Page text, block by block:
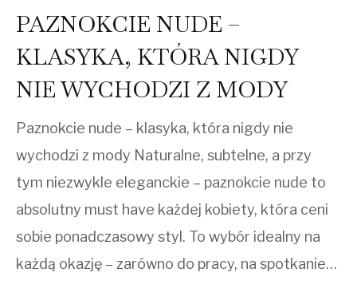
PAZNOKCIE NUDE –
KLASYKA, KTÓRA NIGDY
NIE WYCHODZI Z MODY
Paznokcie nude – klasyka, która nigdy nie
wychodzi z mody Naturalne, subtelne, a przy
tym niezwykle eleganckie – paznokcie nude to
absolutny must have każdej kobiety, która ceni
sobie ponadczasowy styl. To wybór idealny na
każdą okazję – zarówno do pracy, na spotkanie…